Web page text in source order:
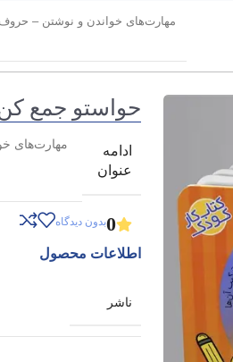
مهارت‌های خواندن و نوشتن –
حواستو جمع کن
ادامه
عنوان
مهارت‌های
0بدون دیدگاه
اطلاعات محصول
ناشر